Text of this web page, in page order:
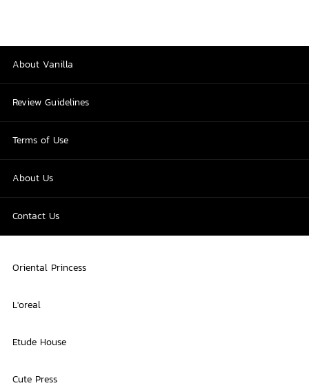
About Vanilla
Review Guidelines
Terms of Use
About Us
Contact Us
Oriental Princess
L'oreal
Etude House
Cute Press